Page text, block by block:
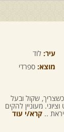
עיר: לוד
מוצא: ספרדי
שקול ובעל
מעוניין להקים
.. קרא/י עוד